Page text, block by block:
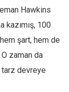
Hawkins
kazımış, 100
şart, hem de
zaman da
devreye